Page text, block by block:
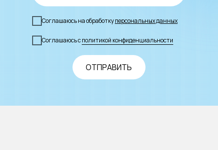
Соглашаюсь на обработкуперсональных данных
Соглашаюсь сполитикой конфиденциальности
ОТПРАВИТЬ